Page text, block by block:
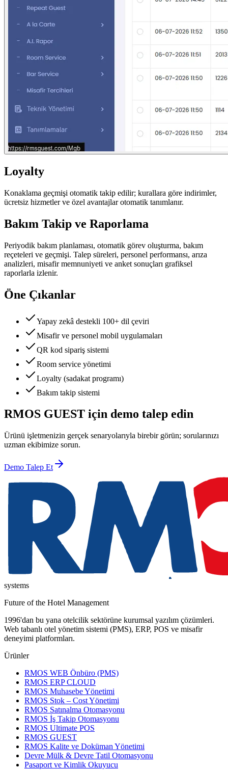
Loyalty
Konaklama geçmişi otomatik takip edilir; kurallara göre indirimler,
ücretsiz hizmetler ve özel avantajlar otomatik tanımlanır.
Bakım Takip ve Raporlama
Periyodik bakım planlaması, otomatik görev oluşturma, bakım
reçeteleri ve geçmişi. Talep süreleri, personel performansı, arıza
analizleri, misafir memnuniyeti ve anket sonuçları grafiksel
raporlarla izlenir.
Öne Çıkanlar
Yapay zekâ destekli 100+ dil çeviri
Misafir ve personel mobil uygulamaları
QR kod sipariş sistemi
Room service yönetimi
Loyalty (sadakat programı)
Bakım takip sistemi
RMOS GUEST için demo talep edin
Ürünü işletmenizin gerçek senaryolarıyla birebir görün; sorularınızı
uzman ekibimize sorun.
Demo Talep Et
systems
Future of the Hotel Management
1996'dan bu yana otelcilik sektörüne kurumsal yazılım çözümleri.
Web tabanlı otel yönetim sistemi (PMS), ERP, POS ve misafir
deneyimi platformları.
Ürünler
RMOS WEB Önbüro (PMS)
RMOS ERP CLOUD
RMOS Muhasebe Yönetimi
RMOS Stok – Cost Yönetimi
RMOS Satınalma Otomasyonu
RMOS İş Takip Otomasyonu
RMOS Ultimate POS
RMOS GUEST
RMOS Kalite ve Doküman Yönetimi
Devre Mülk & Devre Tatil Otomasyonu
Pasaport ve Kimlik Okuyucu